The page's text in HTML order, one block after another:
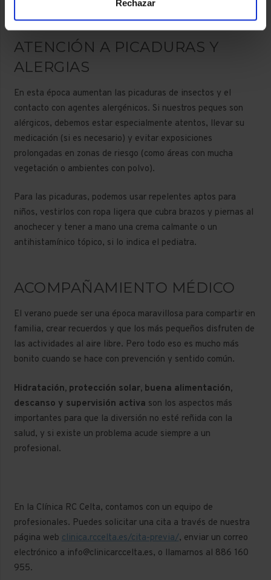
Rechazar
ATENCIÓN A PICADURAS Y
ALERGIAS
En esta época aumentan las picaduras de insectos y el
contacto con agentes alergénicos. Si nuestros peques son
alérgicos, debemos estar especialmente atentos, llevar su
medicación (si es necesario) y evitar exposiciones
prolongadas en zonas de riesgo (como áreas con mucha
vegetación o ambientes con polvo).
Para las picaduras, podemos usar repelentes aptos para
niños, vestirlos con ropa ligera que cubra brazos y piernas al
anochecer y tener a mano una crema calmante o un
antihistamínico tópico, si lo indica el pediatra.
ACOMPAÑAMIENTO MÉDICO
El verano puede ser una época maravillosa para compartir en
familia, crear recuerdos y que los más pequeños disfruten de
las actividades al aire libre. Pero todo eso es mucho más
bonito cuando se hace con prevención y sentido común.
Hidratación, protección solar, buena alimentación,
descanso y supervisión activa son los aspectos más
importantes para que la diversión no esté reñida con la
salud, y si existe un problema acude siempre a un
profesional.
En la Clínica RC Celta, contamos con un equipo de
profesionales. Puedes solicitar una cita a través de nuestra
página web clinica.rccelta.es/cita-previa/, enviar un correo
electrónico a info@clinicarccelta.es, o llamarnos al 886 160
955.